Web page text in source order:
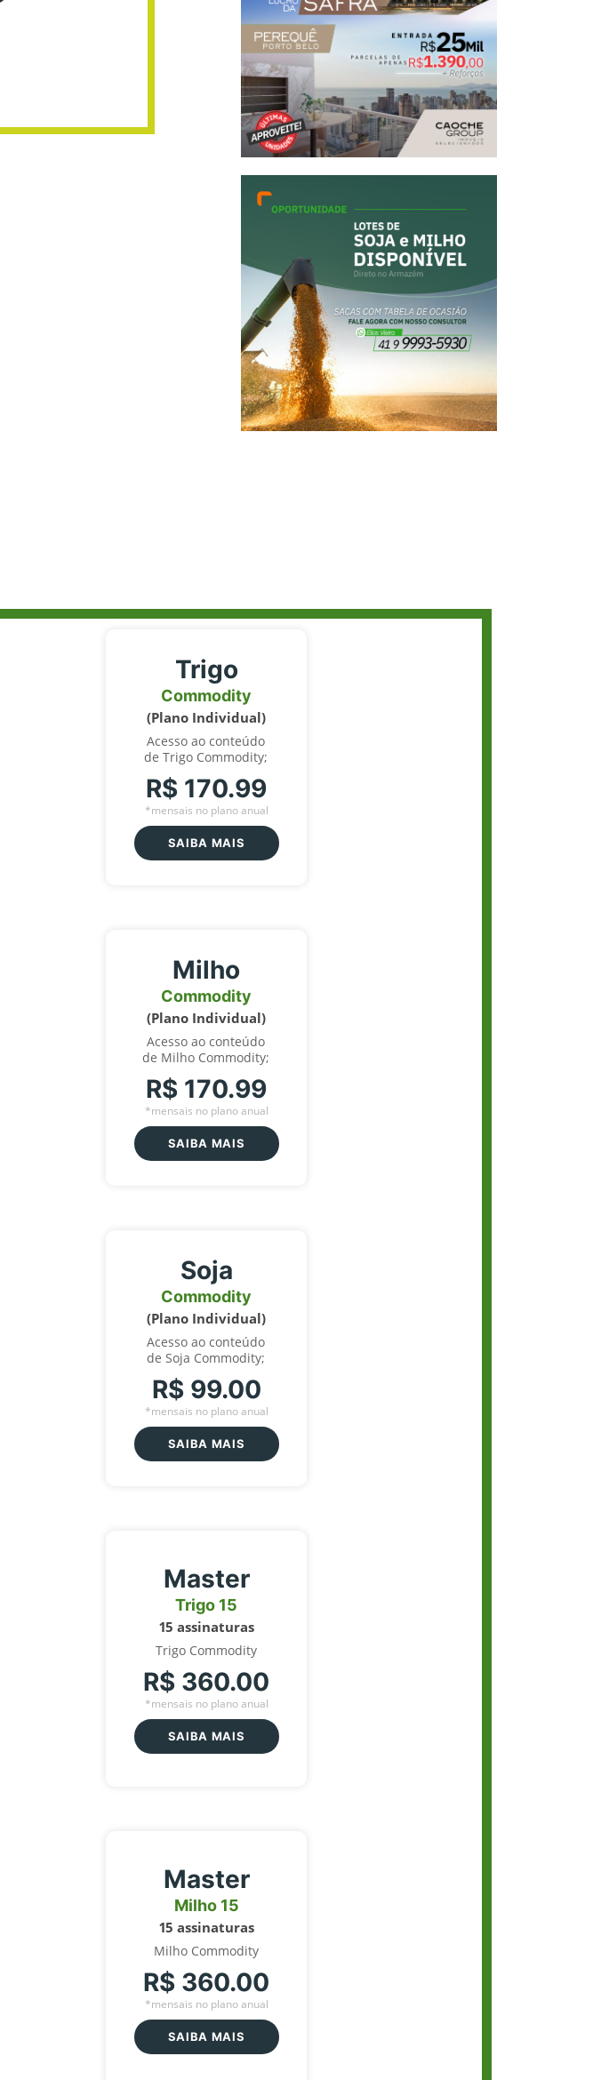
Trigo
Commodity
(Plano Individual)
Acesso ao conteúdo
de Trigo Commodity;
R$ 170.99
*mensais no plano anual
SAIBA MAIS
Milho
Commodity
(Plano Individual)
Acesso ao conteúdo
de Milho Commodity;
R$ 170.99
*mensais no plano anual
SAIBA MAIS
Soja
Commodity
(Plano Individual)
Acesso ao conteúdo
de Soja Commodity;
R$ 99.00
*mensais no plano anual
SAIBA MAIS
Master
Trigo 15
15 assinaturas
Trigo Commodity
R$ 360.00
*mensais no plano anual
SAIBA MAIS
Master
Milho 15
15 assinaturas
Milho Commodity
R$ 360.00
*mensais no plano anual
SAIBA MAIS